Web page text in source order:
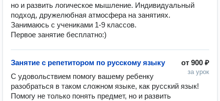
но и развить логическое мышление. Индивидуальный
подход, дружелюбная атмосфера на занятиях.
Занимаюсь с учениками 1-9 классов.
Первое занятие бесплатно:)
от 900 ₽
за урок
Занятие с репетитором по русскому языку
С удовольствием помогу вашему ребенку
разобраться в таком сложном языке, как русский язык!
Помогу не только понять предмет, но и развить